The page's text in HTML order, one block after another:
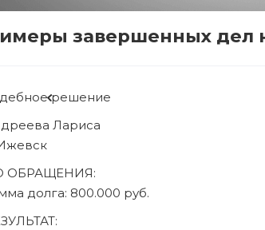
завершенных дел
решение
Людмила
Ижевск
ОБРАЩЕНИЯ:
долга: 470.000 руб.